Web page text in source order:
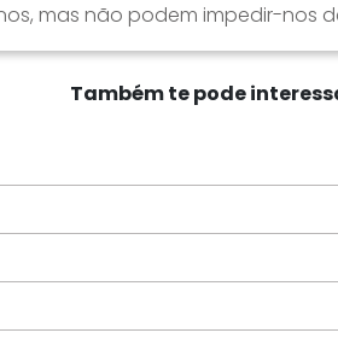
mas não podem impedir-nos
Também te pode